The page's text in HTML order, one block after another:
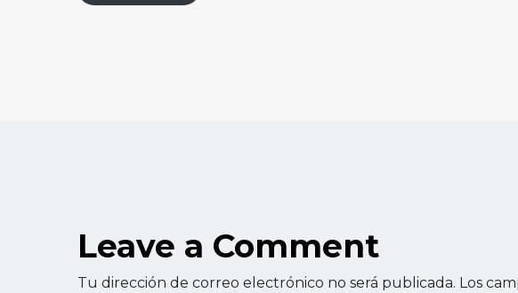
Leave a Comment
Tu dirección de correo electrónico no será publicada. Los